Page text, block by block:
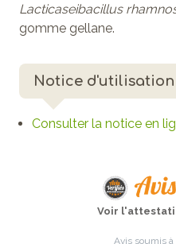
Lacticaseibacillus
gomme gellane.
Notice d'utilisation
Consulter la notice en
Voir
Avis soumis